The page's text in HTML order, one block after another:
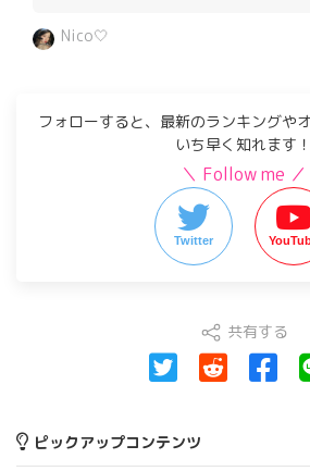
Nico🤍
フォローすると、最新のランキングや
いち早く知れます！
＼ Follow me ／
Twitter
共有する
ピックアップコンテンツ